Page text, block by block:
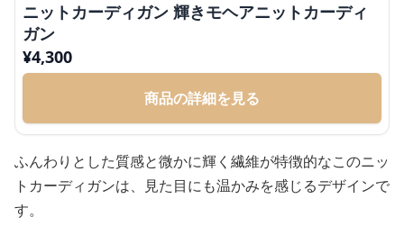
ニットカーディガン 輝きモヘアニットカーディ
ガン
¥4,300
商品の詳細を見る
ふんわりとした質感と微かに輝く繊維が特徴的なこのニッ
トカーディガンは、見た目にも温かみを感じるデザインで
す。